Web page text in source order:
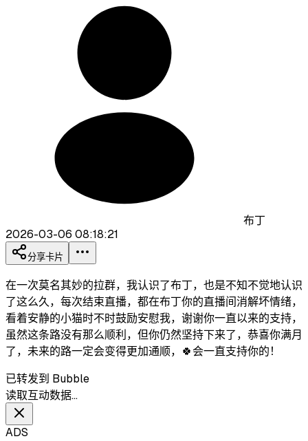
布丁
2026-03-06 08:18:21
分享卡片
在一次莫名其妙的拉群，我认识了布丁，也是不知不觉地认识
了这么久，每次结束直播，都在布丁你的直播间消解坏情绪，
看着安静的小猫时不时鼓励安慰我，谢谢你一直以来的支持，
虽然这条路没有那么顺利，但你仍然坚持下来了，恭喜你满月
了，未来的路一定会变得更加通顺，🍀会一直支持你的！
已转发到 Bubble
读取互动数据…
ADS